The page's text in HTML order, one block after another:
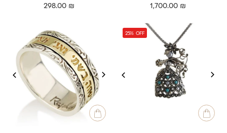
1,700.00 ₪
298.00 ₪
25% OFF